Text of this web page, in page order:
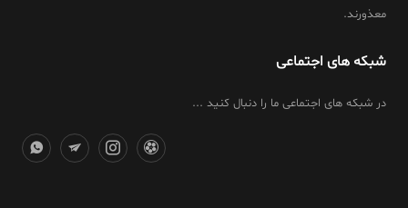
معذورند.
شبکه های اجتماعی
در شبکه های اجتماعی ما را دنبال کنید ...